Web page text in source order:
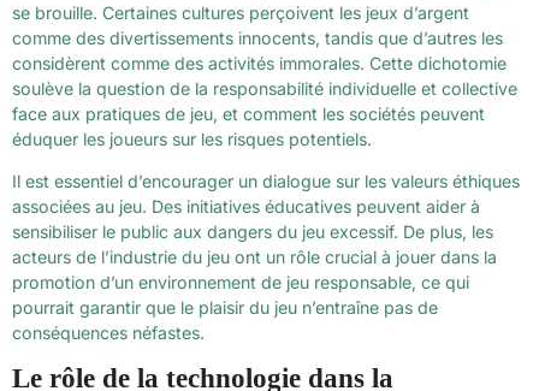
se brouille. Certaines cultures perçoivent les jeux d’argent
comme des divertissements innocents, tandis que d’autres les
considèrent comme des activités immorales. Cette dichotomie
soulève la question de la responsabilité individuelle et collective
face aux pratiques de jeu, et comment les sociétés peuvent
éduquer les joueurs sur les risques potentiels.
Il est essentiel d’encourager un dialogue sur les valeurs éthiques
associées au jeu. Des initiatives éducatives peuvent aider à
sensibiliser le public aux dangers du jeu excessif. De plus, les
acteurs de l’industrie du jeu ont un rôle crucial à jouer dans la
promotion d’un environnement de jeu responsable, ce qui
pourrait garantir que le plaisir du jeu n’entraîne pas de
conséquences néfastes.
Le rôle de la technologie dans la